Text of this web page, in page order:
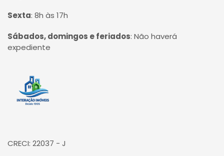
Sexta: 8h às 17h
Sábados, domingos e feriados: Não haverá
expediente
Página inicial
CRECI: 22037 - J